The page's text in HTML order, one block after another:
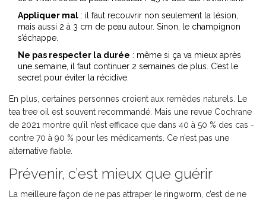
Appliquer mal : il faut recouvrir non seulement la lésion,
mais aussi 2 à 3 cm de peau autour. Sinon, le champignon
s’échappe.
Ne pas respecter la durée : même si ça va mieux après
une semaine, il faut continuer 2 semaines de plus. C’est le
secret pour éviter la récidive.
En plus, certaines personnes croient aux remèdes naturels. Le
tea tree oil est souvent recommandé. Mais une revue Cochrane
de 2021 montre qu’il n’est efficace que dans 40 à 50 % des cas -
contre 70 à 90 % pour les médicaments. Ce n’est pas une
alternative fiable.
Prévenir, c’est mieux que guérir
La meilleure façon de ne pas attraper le ringworm, c’est de ne